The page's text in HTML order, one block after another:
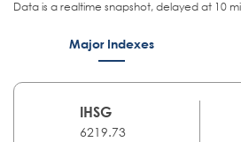
Data is a realtime snapshot, delayed at 10
Major Indexes
IHSG
6219.73